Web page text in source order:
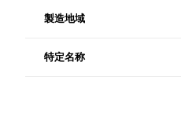
製造地域
特定名称